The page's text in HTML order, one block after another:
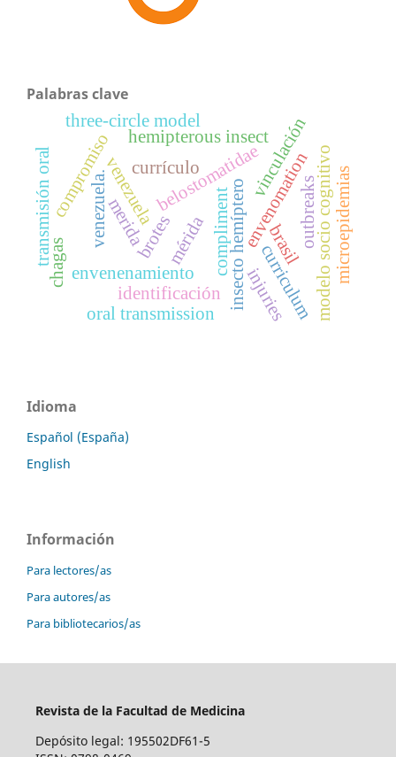
Palabras clave
envenenamiento insecto hemíptero
belostomatidae
mérida
venezuela envenomation
hemipterous insect
merida
venezuela.
currículo modelo socio cognitivo
curriculum
three-circle model
identificación
compromiso vinculación
compliment
chagas
transmisión oral brasil microepidemias
brotes
oral transmission
outbreaks
injuries
Idioma
Español (España)
English
Información
Para lectores/as
Para autores/as
Para bibliotecarios/as
Revista de la Facultad de Medicina
Depósito legal: 195502DF61-5